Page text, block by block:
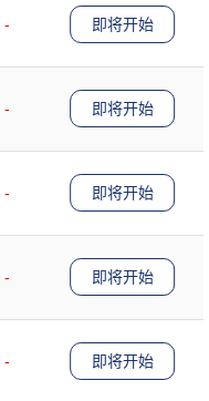
-
即将开始
-
即将开始
-
即将开始
-
即将开始
-
即将开始